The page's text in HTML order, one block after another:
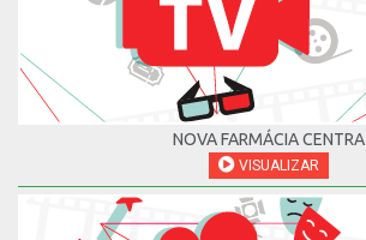
NOVA FARMÁCIA CENTRA
VISUALIZAR